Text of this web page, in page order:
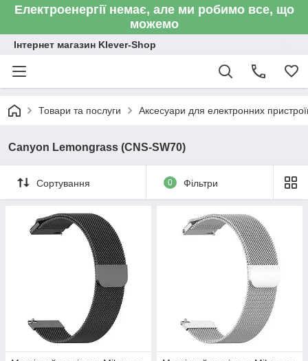
Електроенергії немає, але ми робимо все, що
можемо
Інтернет магазин Klever-Shop
Товари та послуги Аксесуари для електронних
Canyon Lemongrass (CNS-SW70)
Сортування 0 Фільтри